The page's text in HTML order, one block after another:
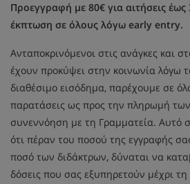
Προεγγραφή με 80€ για αιτήσεις έως
έκπτωση σε όλους λόγω early entry.
Ανταποκρινόμενοι στις ανάγκες και
έχουν προκύψει στην κοινωνία λόγω
διαθέσιμο εισόδημα, παρέχουμε σε
παρατάσεις ως προς την πληρωμή
συνεννόηση με τη Γραμματεία. Αυτό
ότι πέραν του ποσού της εγγραφής
ποσό των διδάκτρων, δύναται να
δόσεις που σας εξυπηρετούν μέχρι